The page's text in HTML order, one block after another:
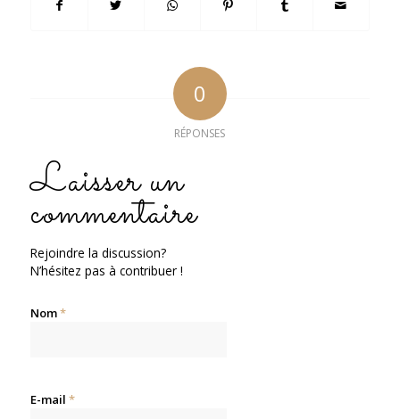
0
RÉPONSES
Laisser un
commentaire
Rejoindre la discussion?
N’hésitez pas à contribuer !
Nom*
E-mail *